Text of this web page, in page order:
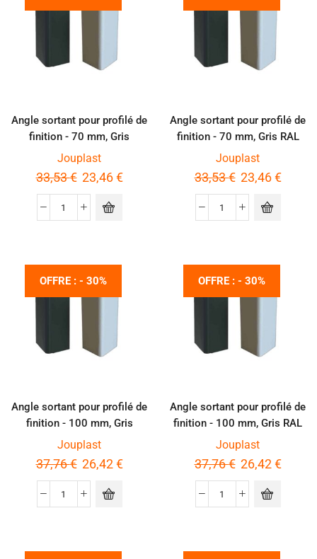
Angle sortant pour profilé de
finition - 70 mm, Gris
aluminium
Jouplast
33,53€ 23,46€
Angle sortant pour profilé de
finition - 70 mm, Gris RAL
7016
Jouplast
33,53€ 23,46€
OFFRE : - 30%
Angle sortant pour profilé de
finition - 100 mm, Gris
aluminium
Jouplast
37,76€ 26,42€
OFFRE : - 30%
Angle sortant pour profilé de
finition - 100 mm, Gris RAL
7016
Jouplast
37,76€ 26,42€